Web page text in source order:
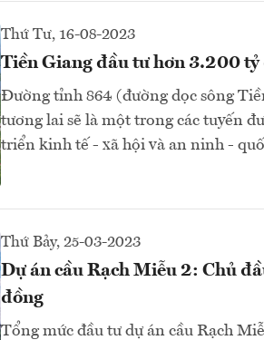
Thứ Tư, 16-08-2023
Tiền Giang đầu tư hơn 3.200
Đường tỉnh 864 (đường dọc sông
tương lai sẽ là một trong các tuyến
triển kinh tế - xã hội và an ninh -
Thứ Bảy, 25-03-2023
Dự án cầu Rạch Miễu 2: Chủ
đồng
Tổng mức đầu tư dự án cầu Rạch